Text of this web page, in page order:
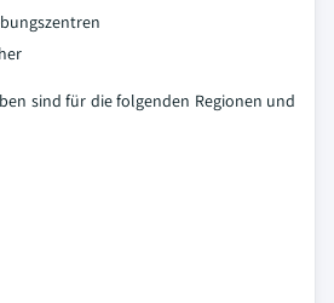
sind für die folgenden Regionen und